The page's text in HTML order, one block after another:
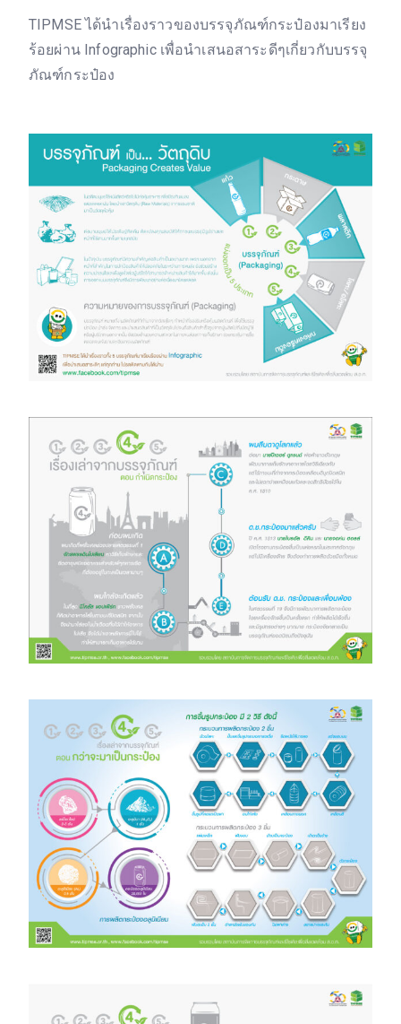
TIPMSE ได้นำเรื่องราวของบรรจุภัณฑ์กระป๋องมาเรียง
ร้อยผ่าน Infographic เพื่อนำเสนอสาระดีๆเกี่ยวกับบรรจุ
ภัณฑ์กระป๋อง